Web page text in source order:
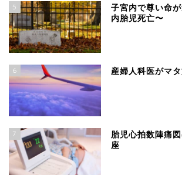
5
子宮内で尊い命
内胎児死亡〜
6 産婦人科医がマ
7
胎児心拍数陣痛
座